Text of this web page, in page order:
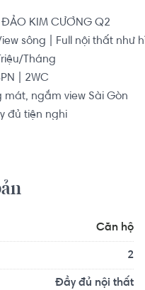
ĐẢO KIM CƯƠNG Q2
sông | Full nội thất như
Tháng
| 2WC
ngắm view Sài Gòn
đủ tiện nghi
Hoàng Hằng
- Đảo Kim Cương Giỏ
Căn hộ
2
Đầy đủ nội thất